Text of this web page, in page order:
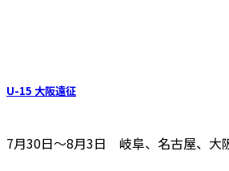
U-15 大阪遠征
7月30日～8月3日 岐阜、名古屋、大